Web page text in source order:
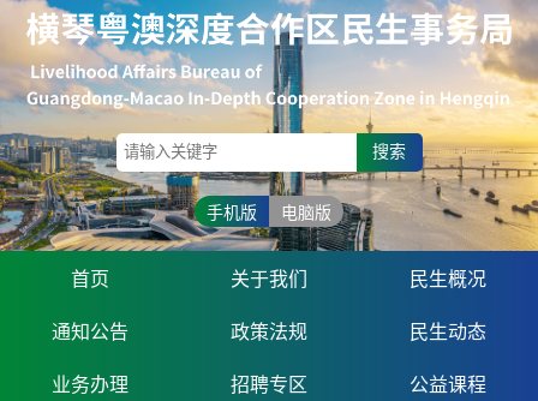
搜索
手机版 电脑版
首页 关于我们 民生概况
通知公告 政策法规 民生动态
业务办理 招聘专区 公益课程